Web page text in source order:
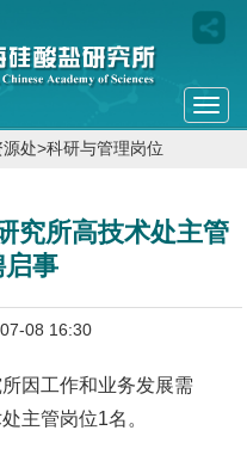
源处>科研与管理岗位
究所高技术处主管
启事
08 16:30
因工作和业务发展需
主管岗位1名。